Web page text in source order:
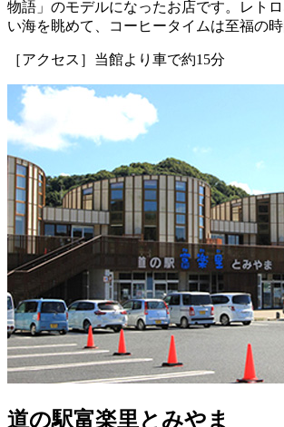
物語」のモデルになったお店です。レト
い海を眺めて、コーヒータイムは至福の時
［アクセス］当館より車で約15分
道の駅富楽里とみやま